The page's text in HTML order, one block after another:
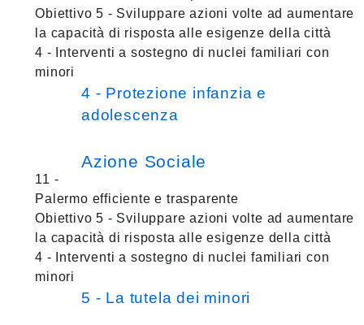
Obiettivo 5 - Sviluppare azioni volte ad aumentare
la capacità di risposta alle esigenze della città
4 - Interventi a sostegno di nuclei familiari con
minori
4 - Protezione infanzia e
adolescenza
Azione Sociale
11 -
Palermo efficiente e trasparente
Obiettivo 5 - Sviluppare azioni volte ad aumentare
la capacità di risposta alle esigenze della città
4 - Interventi a sostegno di nuclei familiari con
minori
5 - La tutela dei minori